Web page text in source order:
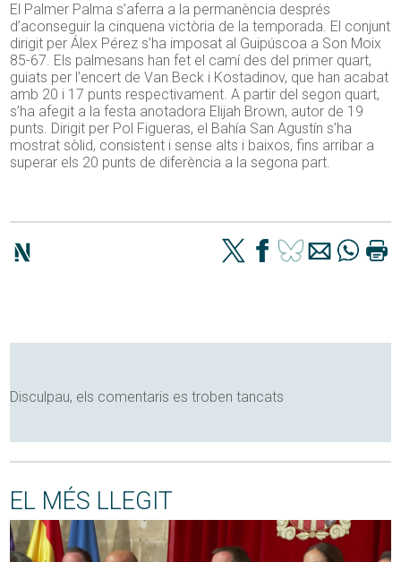
El Palmer Palma s’aferra a la permanència després
d’aconseguir la cinquena victòria de la temporada. El conjunt
dirigit per Álex Pérez s’ha imposat al Guipúscoa a Son Moix
85-67. Els palmesans han fet el camí des del primer quart,
guiats per l’encert de Van Beck i Kostadinov, que han acabat
amb 20 i 17 punts respectivament. A partir del segon quart,
s’ha afegit a la festa anotadora Elijah Brown, autor de 19
punts. Dirigit per Pol Figueras, el Bahía San Agustín s’ha
mostrat sòlid, consistent i sense alts i baixos, fins arribar a
superar els 20 punts de diferència a la segona part.
Disculpau, els comentaris es troben tancats
EL MÉS LLEGIT